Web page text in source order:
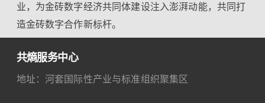
业，为金砖数字经济共同体建设注入澎湃动能，共同打
造金砖数字合作新标杆。
共熵服务中心
地址：河套国际性产业与标准组织聚集区